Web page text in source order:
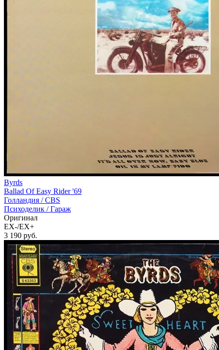
Byrds
Ballad Of Easy Rider '69
Голландия /CBS
Психоделик / Гараж
Оригинал
EX-/EX+
3 190 руб.